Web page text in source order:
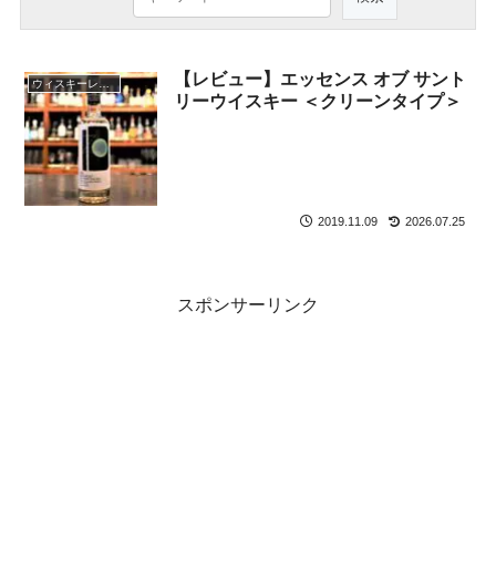
ウィスキーレビュー
【レビュー】エッセンス オブ サント
リーウイスキー ＜クリーンタイプ＞
2019.11.09 2026.07.25
スポンサーリンク